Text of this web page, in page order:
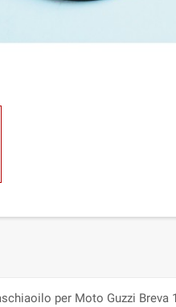
per Moto Guzzi